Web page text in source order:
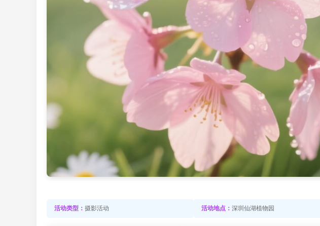
活动类型： 摄影活动 活动地点： 深圳仙湖植物园